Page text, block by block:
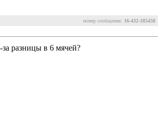
номер сообщения: 16-432-185458
за разницы в 6 мячей?